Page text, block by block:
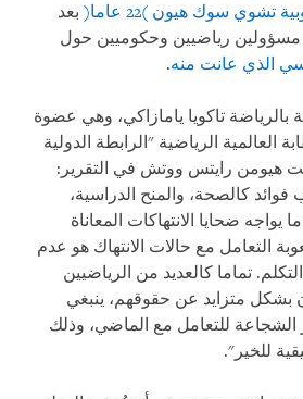
تشوي سوك هيون )22 عاما(
بعد
رياضيين وحكوميين حول
الذي عانت منه.
بالرياضة تاكويا يامازاكي، وهي عضوة
العالمية الرياضية "الرابطة الدولية
هيومن رايتس ووتش في التقرير:
كالصحة، والمنح الدراسية،
يواجه ضحايا الانتهاكات المعاناة
التعامل مع حالات الانتهاك هو عدم
تماما كالعديد من الرياضيين
بشكل متزايد عن حقوقهم، ينبغي
الشجاعة للتعامل مع الماضي، وذلك
للخير".